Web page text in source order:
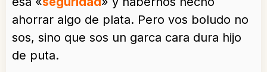
ahorrar algo de plata. Pero vos boludo no
sos, sino que sos un garca cara dura hijo
de puta.